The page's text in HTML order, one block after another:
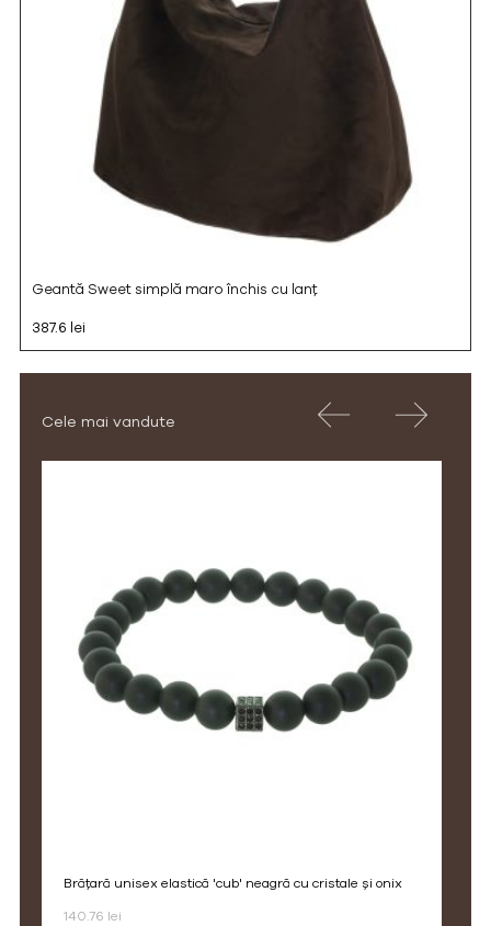
Geantă Sweet simplă maro închis cu lanț
387.6 lei
Cele mai vandute
brățară unisex elastică 'cub' neagră cu cristale și onix
140.76 lei